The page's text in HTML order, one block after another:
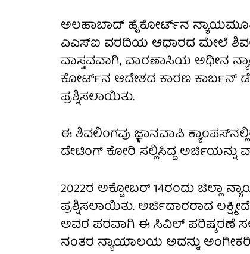
ಅಲಹಾಬಾದ್ ಹೈಕೋರ್ಟ್‌ನ
ಎಎಸ್‌ಐ ವರದಿಯ ಆಧಾರದ ಮೇಲೆ
ವಾಸ್ತವವಾಗಿ, ವಾರಣಾಸಿಯ ಅಧೀನ
ಕೋರ್ಟ್‌ನ ಆದೇಶದ ಕಾರಣ ಕಾರ್ಬನ್
ಪ್ರಶ್ನಿಸಲಾಯಿತು.
ಈ ಶಿವಲಿಂಗವು ಜ್ಞಾನವಾಪಿ
ಡೇಟಿಂಗ್ ಕೋರಿ ಸಲ್ಲಿಸಿದ್ದ ಅರ್ಜಿಯನ್ನು
2022ರ ಅಕ್ಟೋಬರ್ 14ರಂದು ಜಿಲ್ಲಾ
ಪ್ರಶ್ನಿಸಲಾಯಿತು. ಅರ್ಜಿದಾರರಾದ
ಅವರ ಪರವಾಗಿ ಈ ಸಿವಿಲ್ ಪರಿಷ್ಕರಣೆ
ನಂತರ ನ್ಯಾಯಾಲಯ ಅದನ್ನು